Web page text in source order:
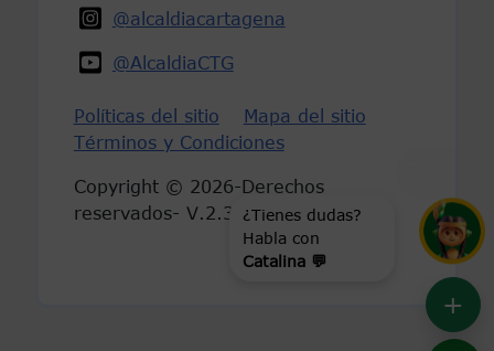
+
¿Tienes dudas?
Habla con
Catalina 💬
@alcaldiacartagena
@AlcaldiaCTG
Políticas del sitio
Mapa del sitio
Términos y Condiciones
Copyright © 2026-Derechos
reservados- V.2.3